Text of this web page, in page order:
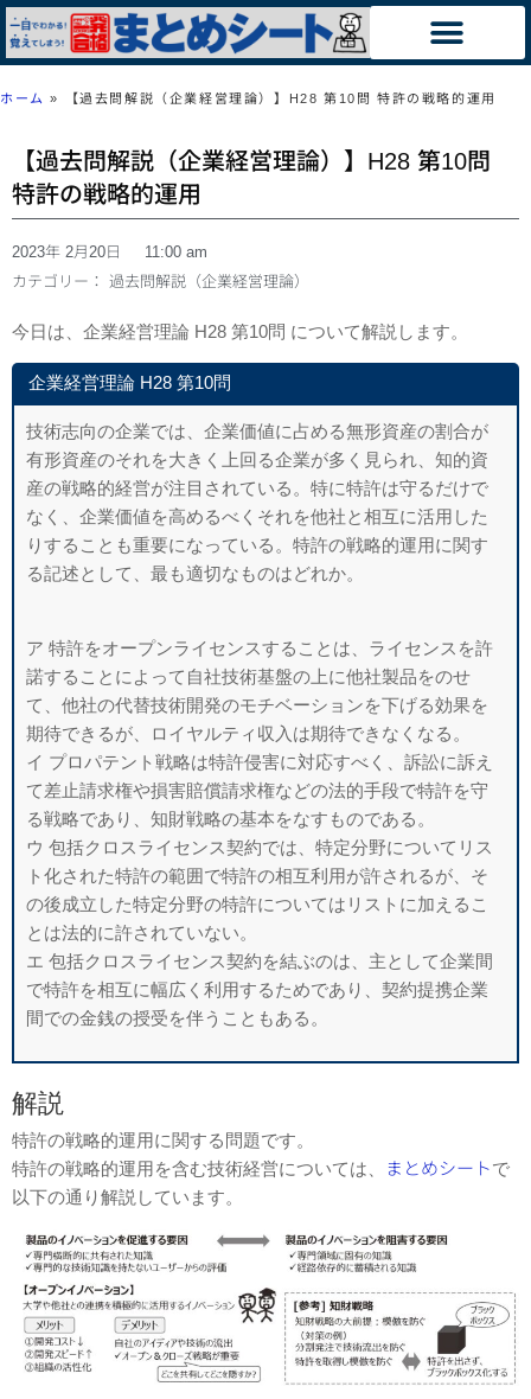
ホーム » 【過去問解説（企業経営理論）】H28 第10問 特許の戦略的運用
【過去問解説（企業経営理論）】H28 第10問
特許の戦略的運用
2023年 2月20日
11:00 am
カテゴリー： 過去問解説（企業経営理論）
今日は、企業経営理論 H28 第10問 について解説します。
企業経営理論 H28 第10問
技術志向の企業では、企業価値に占める無形資産の割合が
有形資産のそれを大きく上回る企業が多く見られ、知的資
産の戦略的経営が注目されている。特に特許は守るだけで
なく、企業価値を高めるべくそれを他社と相互に活用した
りすることも重要になっている。特許の戦略的運用に関す
る記述として、最も適切なものはどれか。
ア 特許をオープンライセンスすることは、ライセンスを許
諾することによって自社技術基盤の上に他社製品をのせ
て、他社の代替技術開発のモチベーションを下げる効果を
期待できるが、ロイヤルティ収入は期待できなくなる。
イ プロパテント戦略は特許侵害に対応すべく、訴訟に訴え
て差止請求権や損害賠償請求権などの法的手段で特許を守
る戦略であり、知財戦略の基本をなすものである。
ウ 包括クロスライセンス契約では、特定分野についてリス
ト化された特許の範囲で特許の相互利用が許されるが、そ
の後成立した特定分野の特許についてはリストに加えるこ
とは法的に許されていない。
エ 包括クロスライセンス契約を結ぶのは、主として企業間
で特許を相互に幅広く利用するためであり、契約提携企業
間での金銭の授受を伴うこともある。
解説
特許の戦略的運用に関する問題です。
特許の戦略的運用を含む技術経営については、
まとめシートで
以下の通り解説しています。